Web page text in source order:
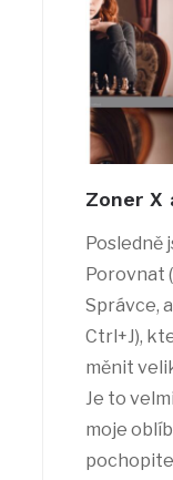
Zoner X
Posledně
Porovnat
Správce,
Ctrl+J),
měnit
Je to
moje